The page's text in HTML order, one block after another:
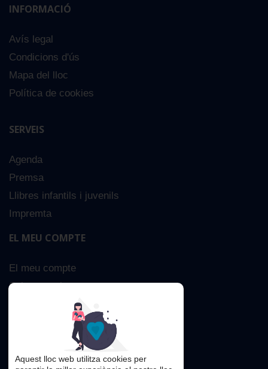
INFORMACIÓ
Avís legal
Condicions d'ús
Mapa del lloc
Política de cookies
SERVEIS
Agenda
Premsa
Llibres infantils i juvenils
Impremta
EL MEU COMPTE
El meu compte
Sobre nosaltres
Cerca Avançada
Aquest lloc web utilitza cookies per